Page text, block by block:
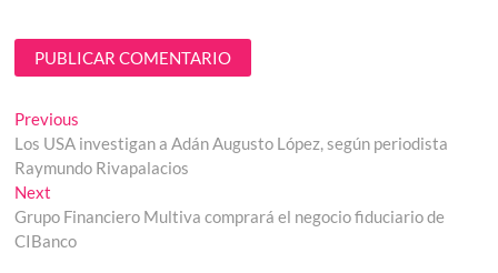
Navegación
de
entradas
Previous
post:
Los USA investigan a Adán Augusto López, según periodista
Raymundo Rivapalacios
Next
post:
Grupo Financiero Multiva comprará el negocio fiduciario de
CIBanco